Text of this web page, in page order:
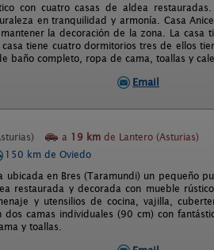
con cuatro casas de aldea
en tranquilidad y armonía. Casa
la decoración de la zona. La casa
tiene cuatro dormitorios tres de ellos
baño completo, ropa de cama, toallas y
Email
a 19 km de Lantero (Asturias)
150 km de Oviedo
ubicada en Bres (Taramundi) un pequeño
restaurada y decorada con mueble
y utensilios de cocina, vajilla,
camas individuales (90 cm) con
y toallas.